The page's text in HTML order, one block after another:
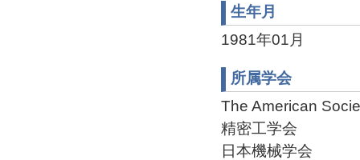
生年月
1981年01月
所属学会
The American
精密工学会
日本機械学会